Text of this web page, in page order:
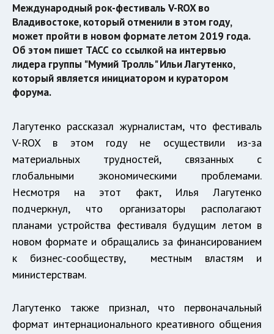
Международный рок-фестиваль V-ROX во
Владивостоке, который отменили в этом году,
может пройти в новом формате летом 2019 года.
Об этом пишет ТАСС со ссылкой на интервью
лидера группы "Мумий Тролль" Ильи Лагутенко,
который является инициатором и куратором
форума.
Лагутенко рассказал журналистам, что фестиваль
V-ROX в этом году не осуществили из-за
материальных трудностей, связанных с
глобальными экономическими проблемами.
Несмотря на этот факт, Илья Лагутенко
подчеркнул, что организаторы располагают
планами устройства фестиваля будущим летом в
новом формате и обращались за финансированием
к бизнес-сообществу, местным властям и
министерствам.
Лагутенко также признал, что первоначальный
формат интернационального креативного общения